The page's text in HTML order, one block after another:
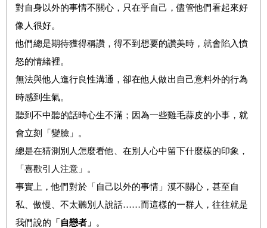
對自身以外的事情不關心，只在乎自己，儘管他們看起來好
像人很好。
他們總是期待獲得稱讚，得不到想要的讚美時，就會陷入憤
怒的情緒裡。
無法與他人進行良性溝通，卻在他人做出自己意料外的行為
時感到生氣。
聽到不中聽的話時心生不滿；因為一些雞毛蒜皮的小事，就
會立刻「變臉」。
總是在猜測別人怎麼看他、在別人心中留下什麼樣的印象，
「喜歡引人注意」。
事實上，他們對於「自己以外的事情」漠不關心，甚至自
私、傲慢、不太聽別人說話……而這樣的一群人，往往就是
我們說的 「自戀者」 。